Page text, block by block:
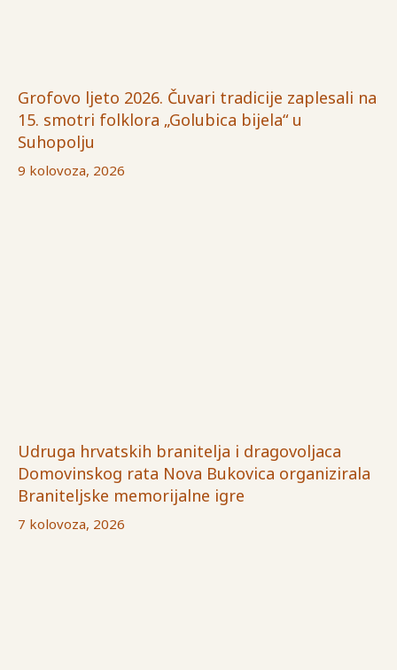
Grofovo ljeto 2026. Čuvari tradicije zaplesali na
15. smotri folklora „Golubica bijela“ u
Suhopolju
9 kolovoza, 2026
Udruga hrvatskih branitelja i dragovoljaca
Domovinskog rata Nova Bukovica organizirala
Braniteljske memorijalne igre
7 kolovoza, 2026